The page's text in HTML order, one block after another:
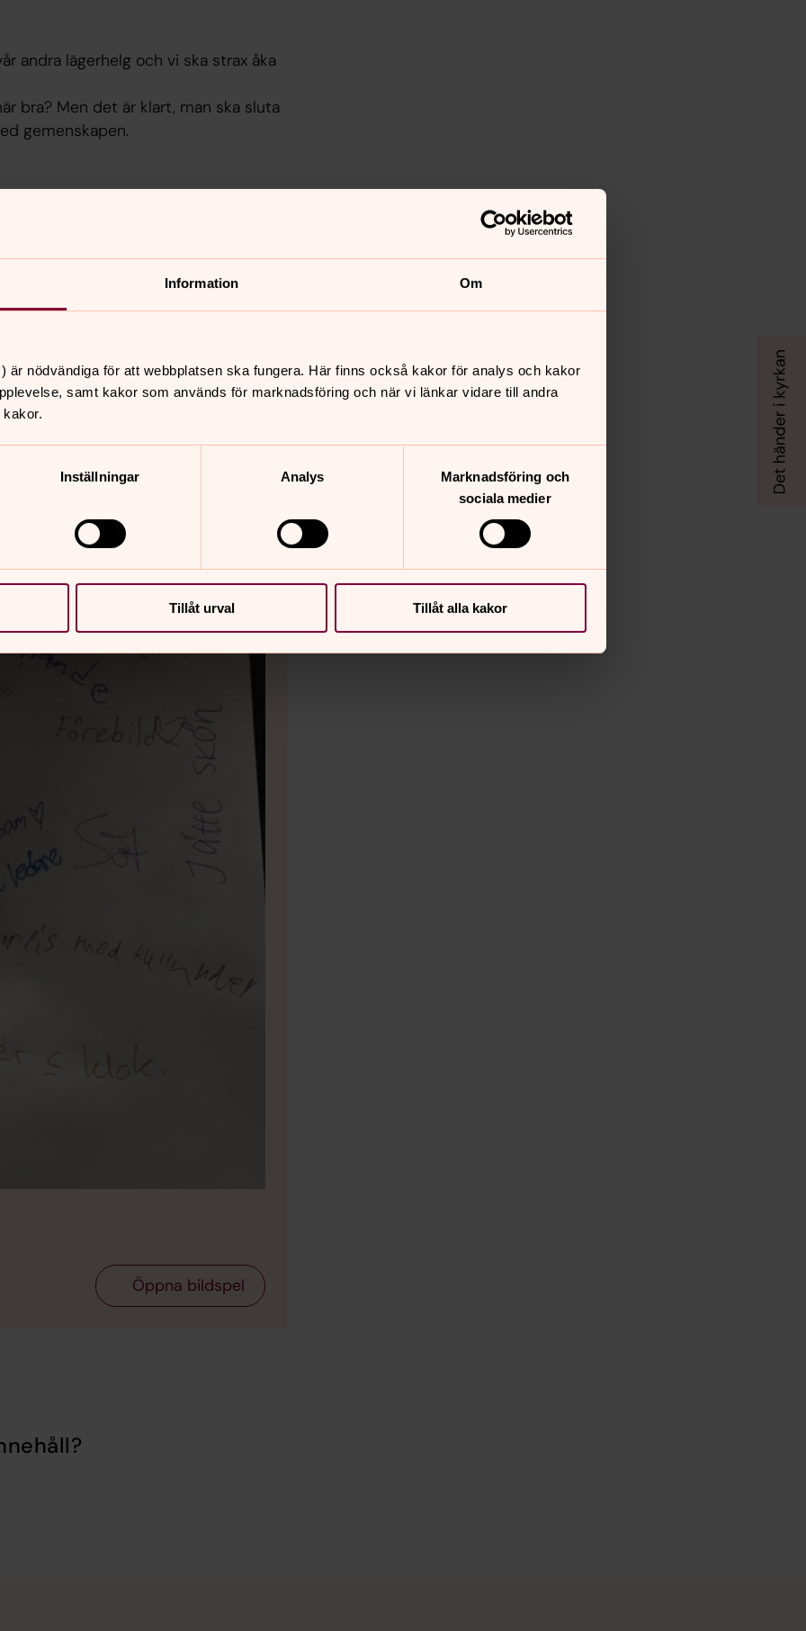
Information Om
är nödvändiga för att webbplatsen ska fungera. Här finns också kakor för analys och kakor
samt kakor som används för marknadsföring och när vi länkar vidare till andra
Inställningar Analys
Marknadsföring och
sociala medier
Tillåt urval Tillåt alla kakor
andra lägerhelg och vi ska strax åka
bra? Men det är klart, man ska sluta
gemenskapen.
den delade staden. Vi pratar om
Svenska kyrkan i Berlin (läs
mässa med dop. Tre ungdomar tar
på deras liv, alla
sjunger och delar gemenskap. Jesus
vi medskicket; aldrig ensam, alltid
Öppna bildspel